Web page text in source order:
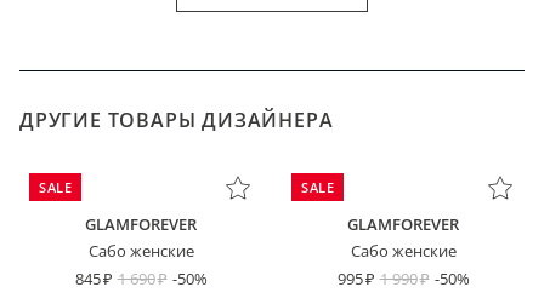
ДРУГИЕ ТОВАРЫ ДИЗАЙНЕРА
SALE
GLAMFOREVER
Сабо женские
845
1 690 -50%
SALE
GLAMFOREVER
Сабо женские
995
1 990 -50%